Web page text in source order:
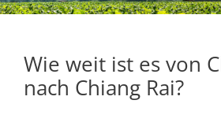
Wie weit ist es von
nach Chiang Rai?